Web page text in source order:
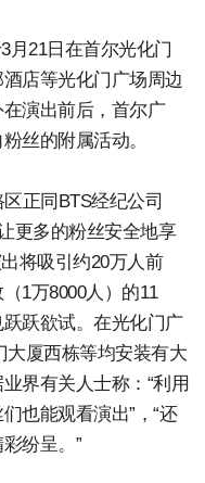
月21日在首尔光化门
店等光化门广场周边
演出前后，首尔广
丝的附属活动。
正同BTS经纪公司
更多的粉丝安全地享
将吸引约20万人前
1万8000人）的11
跃欲试。在光化门广
大厦西栋等均安装有大
界有关人士称：“利用
也能观看演出”，“还
纷呈。”